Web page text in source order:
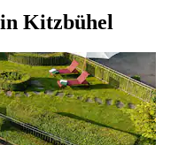
Kitzbühel